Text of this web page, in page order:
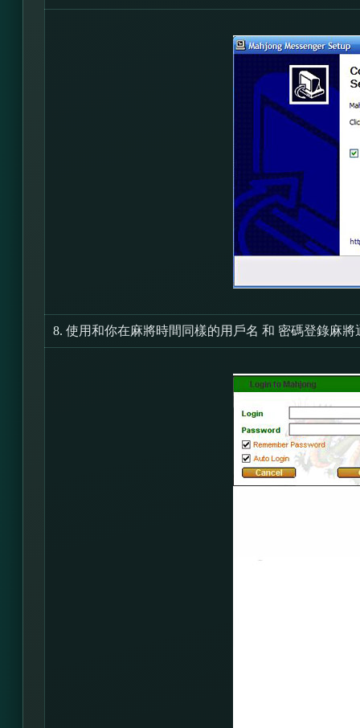
8. 使用和你在麻將時間同樣的用戶名 和 密碼登錄麻將